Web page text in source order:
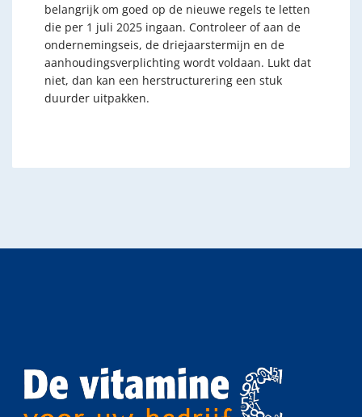
belangrijk om goed op de nieuwe regels te letten
die per 1 juli 2025 ingaan. Controleer of aan de
ondernemingseis, de driejaarstermijn en de
aanhoudingsverplichting wordt voldaan. Lukt dat
niet, dan kan een herstructurering een stuk
duurder uitpakken.